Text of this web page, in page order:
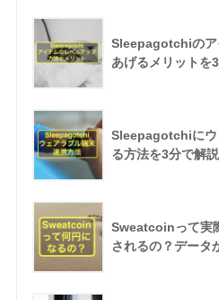
Sleepagotchiのア
あげるメリットを
Sleepagotchiにウ
る方法を3分で解
Sweatcoinって実
されるの？データ